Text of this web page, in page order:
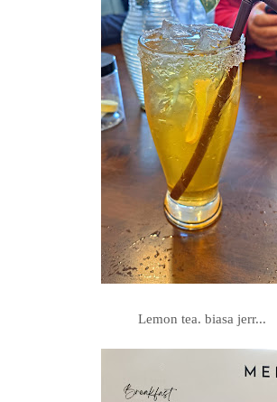
Lemon tea. biasa jerr...